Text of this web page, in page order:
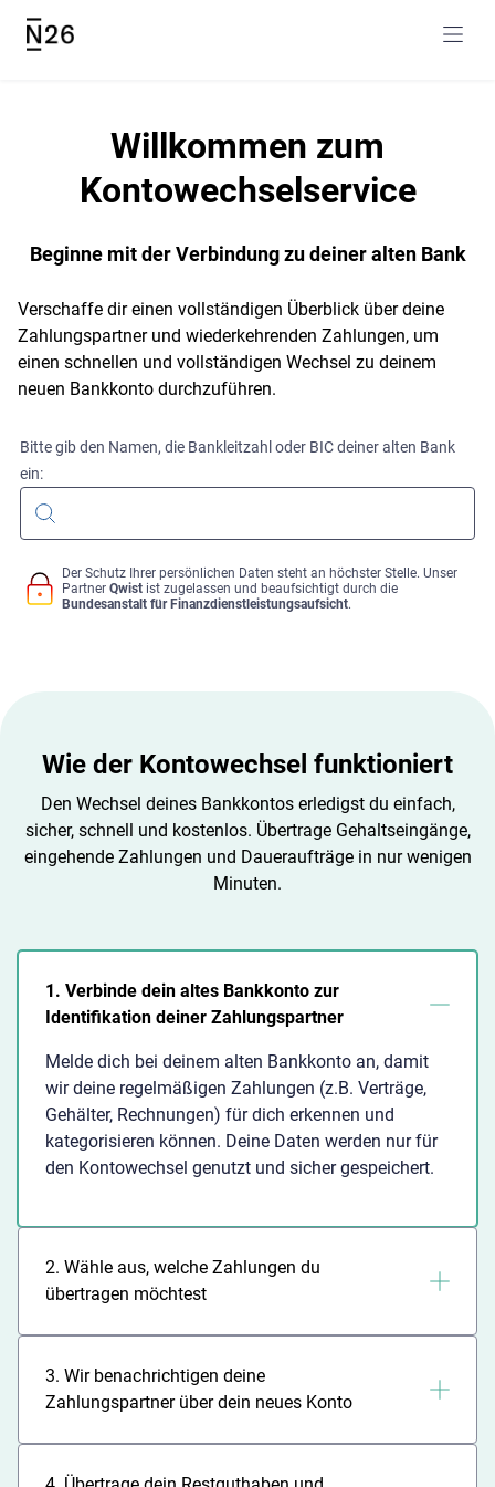
Willkommen zum
Kontowechselservice
Beginne mit der Verbindung zu deiner alten Bank
Verschaffe dir einen vollständigen Überblick über deine
Zahlungspartner und wiederkehrenden Zahlungen, um
einen schnellen und vollständigen Wechsel zu deinem
neuen Bankkonto durchzuführen.
Bitte gib den Namen, die Bankleitzahl oder BIC deiner alten Bank
ein:
Der Schutz Ihrer persönlichen Daten steht an höchster Stelle. Unser
Partner Qwist ist zugelassen und beaufsichtigt durch die
Bundesanstalt für Finanzdienstleistungsaufsicht.
Wie der Kontowechsel funktioniert
Den Wechsel deines Bankkontos erledigst du einfach,
sicher, schnell und kostenlos. Übertrage Gehaltseingänge,
eingehende Zahlungen und Daueraufträge in nur wenigen
Minuten.
1. Verbinde dein altes Bankkonto zur
Identifikation deiner Zahlungspartner
Melde dich bei deinem alten Bankkonto an, damit
wir deine regelmäßigen Zahlungen (z.B. Verträge,
Gehälter, Rechnungen) für dich erkennen und
kategorisieren können. Deine Daten werden nur für
den Kontowechsel genutzt und sicher gespeichert.
2. Wähle aus, welche Zahlungen du
übertragen möchtest
Nachdem du dein altes Konto verbunden hast,
erhältst du eine Übersicht über alle regelmäßigen
Zahlungen wie Lastschriften, Daueraufträge und
Geldeingänge. Wähle einfach aus, welche davon
auf dein neues Konto übertragen werden sollen. Du
behältst dabei jederzeit die volle Kontrolle.
3. Wir benachrichtigen deine
Zahlungspartner über dein neues Konto
Wir informieren deine ausgewählten
Zahlungspartner automatisch über deine neuen